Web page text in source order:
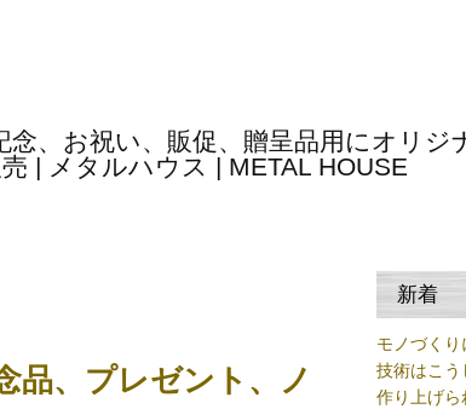
、お祝い、販促、贈呈品用にオリジ
| メタルハウス | METAL HOUSE
品、プレゼント、ノ
新着
モノづくり
技術はこう
作り上げら